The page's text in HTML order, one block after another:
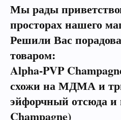
Мы рады
просторах нашего
Решили Вас
товаром:
Alpha-PVP
схожи на МДМА и
эйфорчный отсюда и
Champagne)